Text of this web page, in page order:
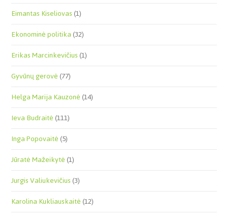
Eimantas Kiseliovas(1)
Ekonominė politika(32)
Erikas Marcinkevičius(1)
Gyvūnų gerovė(77)
Helga Marija Kauzonė(14)
Ieva Budraitė(111)
Inga Popovaitė(5)
Jūratė Mažeikytė(1)
Jurgis Valiukevičius(3)
Karolina Kukliauskaitė(12)